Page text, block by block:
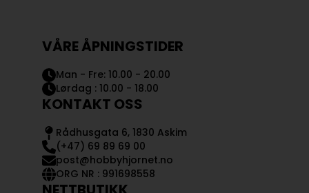
VÅRE ÅPNINGSTIDER
Man - Fre: 10.00 - 20.00
Lørdag : 10.00 - 18.00
KONTAKT OSS
Rådhusgata 6, 1830 Askim
(+47) 69 89 69 00
post@hobbyhjornet.no
ORG NR : 991698558